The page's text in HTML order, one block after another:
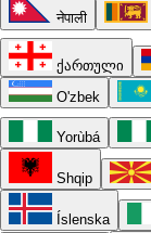
नेपाली
ქართული
O'zbek
Yorùbá
Shqip
Íslenska